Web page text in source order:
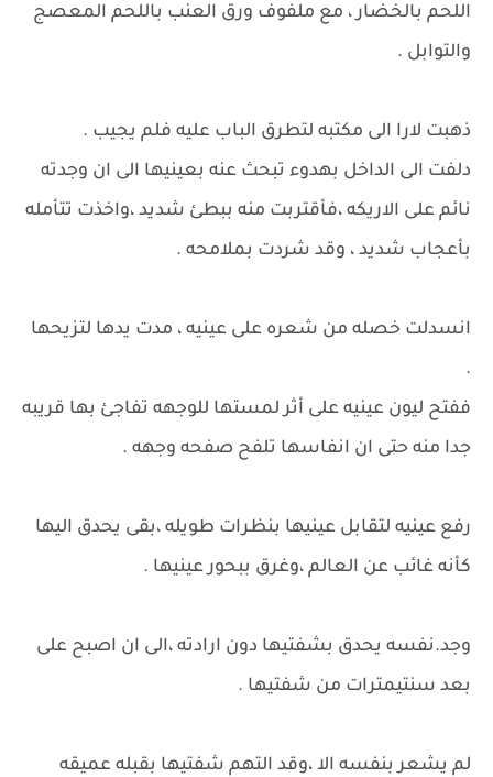
اللحم بالخضار ، مع ملفوف ورق العنب باللحم المعصج
والتوابل .
ذهبت لارا الى مكتبه لتطرق الباب عليه فلم يجيب .
دلفت الى الداخل بهدوء تبحث عنه بعينيها الى ان وجدته
نائم على الاريكه ،فأقتربت منه ببطئ شديد ،واخذت تتأمله
بأعجاب شديد ، وقد شردت بملامحه .
انسدلت خصله من شعره على عينيه ، مدت يدها لتزيحها
.
ففتح ليون عينيه على أثر لمستها للوجهه تفاجئ بها قريبه
جدا منه حتى ان انفاسها تلفح صفحه وجهه .
رفع عينيه لتقابل عينيها بنظرات طويله ،بقى يحدق اليها
كأنه غائب عن العالم ،وغرق ببحور عينيها .
وجد.نفسه يحدق بشفتيها دون ارادته ،الى ان اصبح على
بعد سنتيمترات من شفتيها .
لم يشعر بنفسه الا ،وقد التهم شفتيها بقبله عميقه